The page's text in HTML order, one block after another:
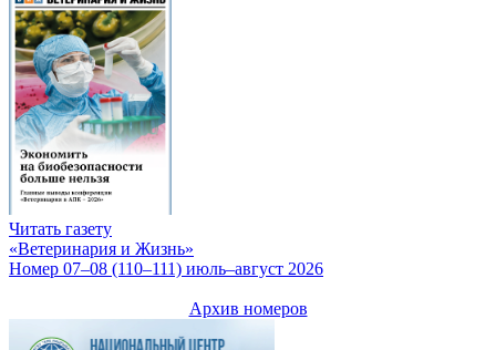
Читать газету
«Ветеринария и Жизнь»
Номер 07–08 (110–111) июль–август 2026
Архив номеров